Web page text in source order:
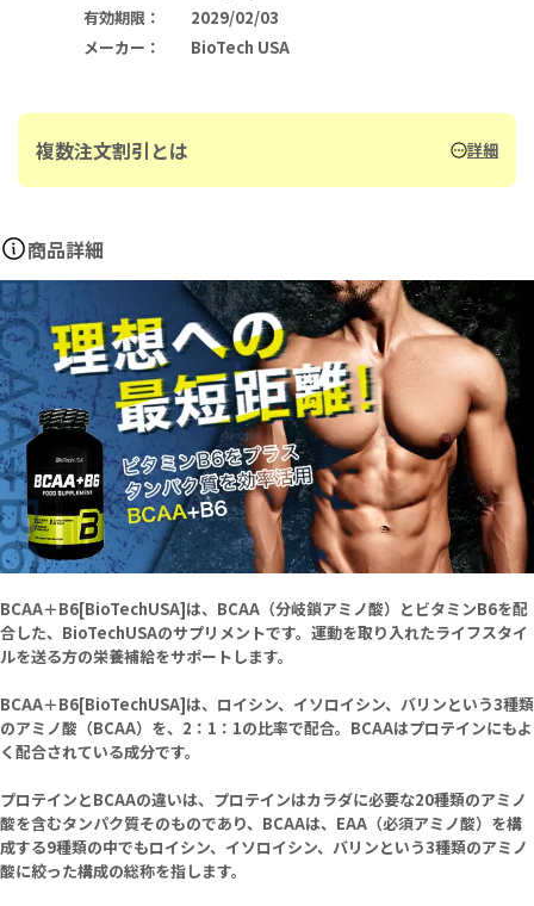
有効期限 ：
2029/02/03
メーカー ： BioTech USA
複数注文割引とは 詳細
商品詳細
BCAA＋B6[BioTechUSA]は、BCAA（分岐鎖アミノ酸）とビタミンB6を配
合した、BioTechUSAのサプリメントです。運動を取り入れたライフスタイ
ルを送る方の栄養補給をサポートします。
BCAA＋B6[BioTechUSA]は、 ロイシン、イソロイシン、バリンという3種類
のアミノ酸（BCAA）を、2：1：1の比率で配合。 BCAAはプロテインにもよ
く配合されている成分です。
プロテインとBCAAの違いは、プロテインはカラダに必要な20種類のアミノ
酸を含むタンパク質そのものであり、BCAAは、 EAA（必須アミノ酸）を構
成する9種類の中でもロイシン、イソロイシン、バリンという3種類のアミノ
酸に絞った構成の総称を指します。